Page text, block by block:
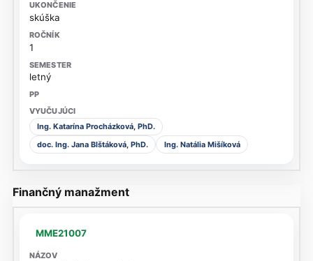
skúška
1
letný
Ing. Katarína Procházková, PhD.
doc. Ing. Jana Blštáková, PhD.
Ing. Natália Mišíková
Finančný manažment
MME21007